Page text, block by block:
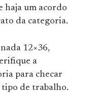
haja um acordo
da categoria.
12×36,
a
para checar
tipo de trabalho.